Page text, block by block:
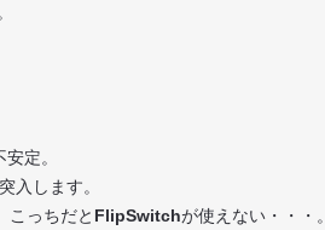
定。
入します。
こっちだと FlipSwitchが使えない・・・。